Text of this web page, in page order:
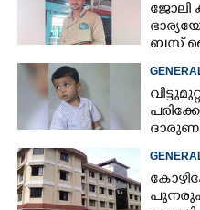
ജോലി
ബസ്